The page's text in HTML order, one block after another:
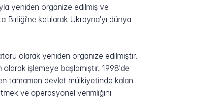
yeniden organize edilmiş ve
katılarak Ukrayna'yı dünya
olarak yeniden organize edilmiştir.
işlemeye başlamıştır. 1998'de
tamamen devlet mülkiyetinde kalan
ve operasyonel verimliğini